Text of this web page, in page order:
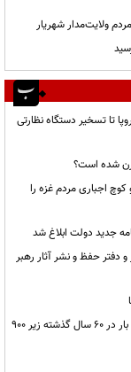
تا تسخیر دستگاه نظارتی
شده است؟
اجباری مردم غزه را
جدید دولت ابلاغ شد
و دفتر حفظ و نشر آثار رهبر
سقوط تاریخی نرخ تولد در ایران؛ شمار نوزادان برای نخستین بار در ۶۰ سال گذشته زیر ۹۰۰